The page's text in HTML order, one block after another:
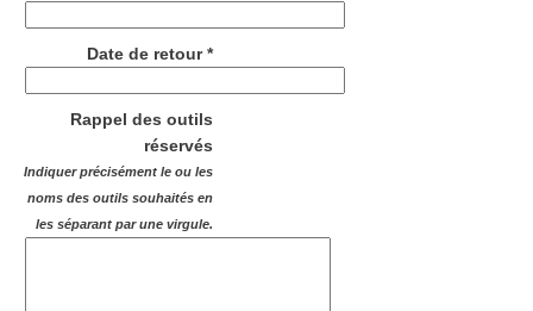
Date de retour *
Rappel des outils
réservés
Indiquer précisément le ou les
noms des outils souhaités en
les séparant par une virgule.